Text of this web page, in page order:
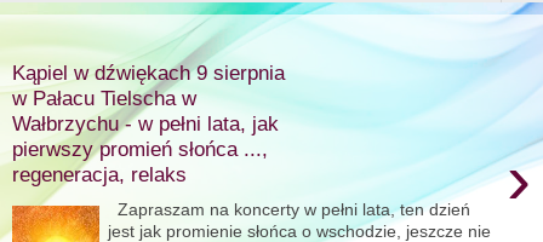
środa, 10 czerwca 2026
Kąpiel w dźwiękach 9 sierpnia
w Pałacu Tielscha w
Wałbrzychu - w pełni lata, jak
pierwszy promień słońca ...,
regeneracja, relaks
›
Zapraszam na koncerty w pełni lata, ten dzień
jest jak promienie słońca o wschodzie, jeszcze nie